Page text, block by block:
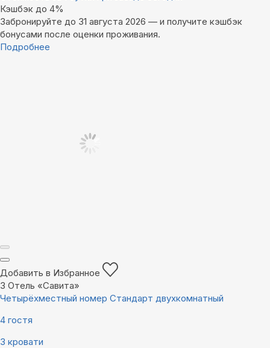
Кэшбэк до 4%
Забронируйте до 31 августа 2026 — и получите кэшбэк
бонусами после оценки проживания.
Подробнее
Добавить в Избранное
3 Отель «Савита»
Четырёхместный номер Стандарт двухкомнатный
4 гостя
3 кровати